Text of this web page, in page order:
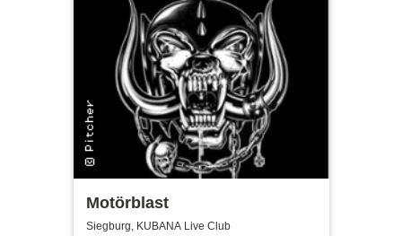
Motörblast
Siegburg, KUBANA Live Club